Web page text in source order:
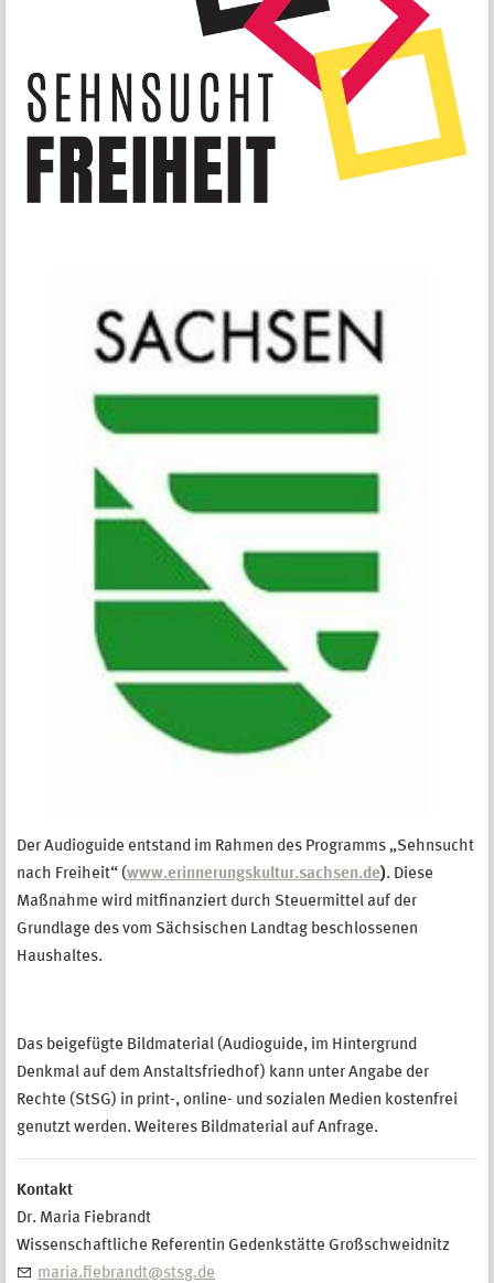
Der Audioguide entstand im Rahmen des Programms „Sehnsucht
nach Freiheit“ (www.erinnerungskultur.sachsen.de). Diese
Maßnahme wird mitfinanziert durch Steuermittel auf der
Grundlage des vom Sächsischen Landtag beschlossenen
Haushaltes.
Das beigefügte Bildmaterial (Audioguide, im Hintergrund
Denkmal auf dem Anstaltsfriedhof) kann unter Angabe der
Rechte (StSG) in print-, online- und sozialen Medien kostenfrei
genutzt werden. Weiteres Bildmaterial auf Anfrage.
Kontakt
Dr. Maria Fiebrandt
Wissenschaftliche Referentin Gedenkstätte Großschweidnitz
maria.fiebrandt@stsg.de